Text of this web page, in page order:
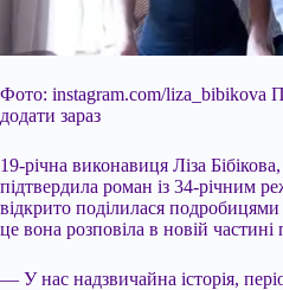
Фото: instagram.com/liza_bibikova
додати зараз
19-річна виконавиця Ліза
підтвердила роман із 34-річним
відкрито поділилася
це вона розповіла в новій
— У нас надзвичайна історія,